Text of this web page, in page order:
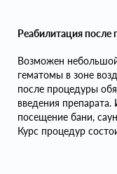
Реабилитация после
Возможен
гематомы в зоне
после процедуры
введения
посещение бани,
Курс процедур